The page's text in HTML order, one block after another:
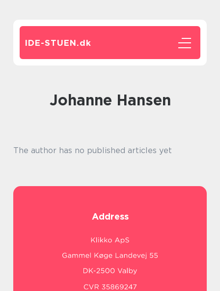
IDE-STUEN.dk
Johanne Hansen
The author has no published articles yet
Address